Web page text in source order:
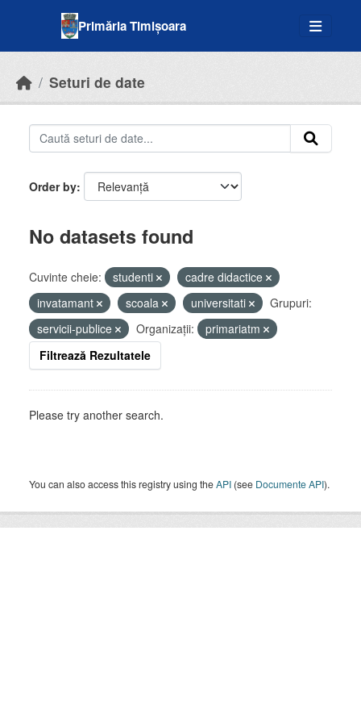
Primăria Timișoara
Seturi de date
Order by
No datasets found
Cuvinte cheie: studenti
cadre didactice
invatamant
scoala universitati
Grupuri:
servicii-publice
Organizații:
primariatm
Filtrează Rezultatele
Please try another search.
You can also access this registry using theAPI (see Documente API).